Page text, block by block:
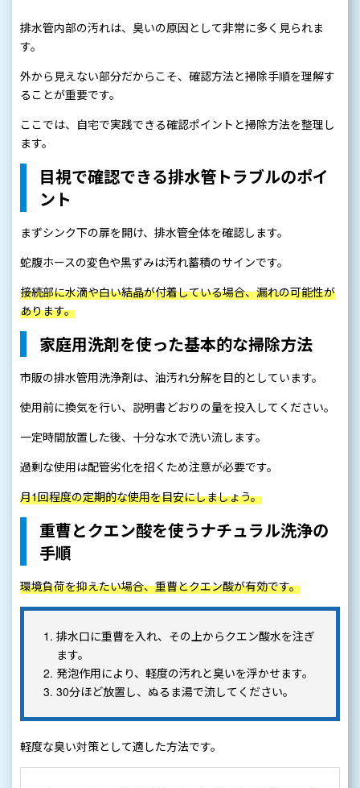
排水管内部の汚れは、臭いの原因として非常に多く見られま
す。
外から見えない部分だからこそ、確認方法と掃除手順を理解す
ることが重要です。
ここでは、自宅で実践できる確認ポイントと掃除方法を整理し
ます。
目視で確認できる排水管トラブルのポイ
ント
まずシンク下の扉を開け、排水管全体を確認します。
蛇腹ホースの変色や黒ずみは汚れ蓄積のサインです。
接続部に水滴や白い結晶が付着している場合、漏れの可能性が
あります。
家庭用洗剤を使った基本的な掃除方法
市販の排水管用洗浄剤は、油汚れ分解を目的としています。
使用前に換気を行い、説明書どおりの量を投入してください。
一定時間放置した後、十分な水で洗い流します。
過剰な使用は配管劣化を招くため注意が必要です。
月1回程度の定期的な使用を目安にしましょう。
重曹とクエン酸を使うナチュラル洗浄の
手順
環境負荷を抑えたい場合、重曹とクエン酸が有効です。
排水口に重曹を入れ、その上からクエン酸水を注ぎ
ます。
発泡作用により、軽度の汚れと臭いを浮かせます。
30分ほど放置し、ぬるま湯で流してください。
軽度な臭い対策として適した方法です。